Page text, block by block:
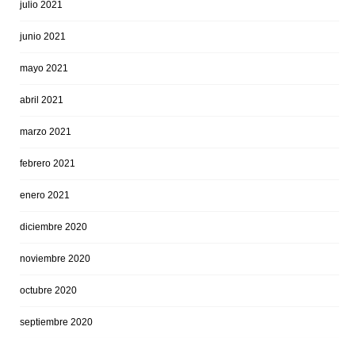
julio 2021
junio 2021
mayo 2021
abril 2021
marzo 2021
febrero 2021
enero 2021
diciembre 2020
noviembre 2020
octubre 2020
septiembre 2020